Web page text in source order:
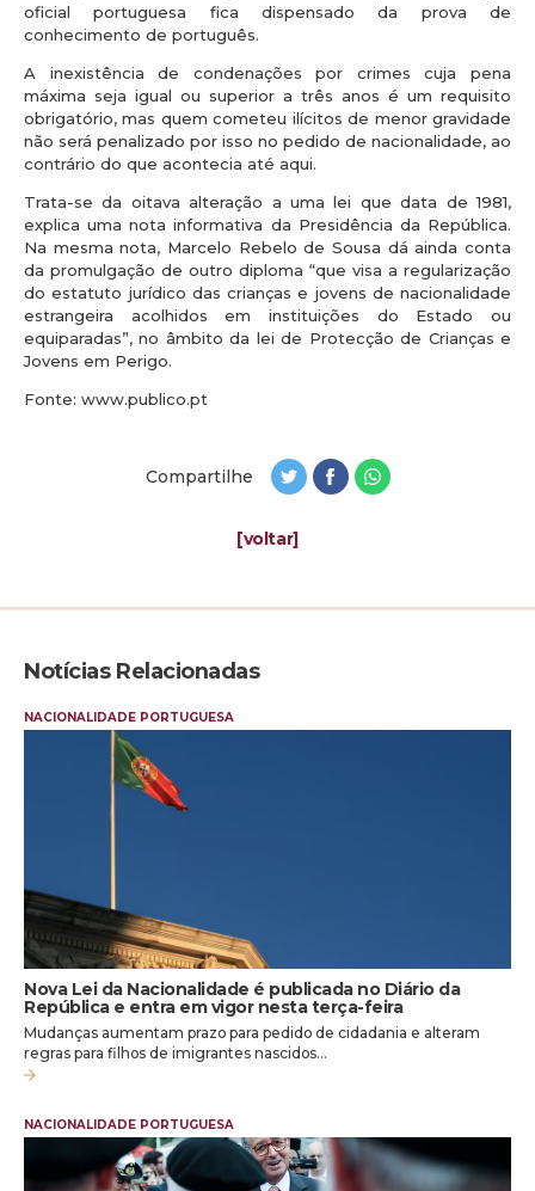
oficial portuguesa fica dispensado da prova de
conhecimento de português.
A inexistência de condenações por crimes cuja pena
máxima seja igual ou superior a três anos é um requisito
obrigatório, mas quem cometeu ilícitos de menor gravidade
não será penalizado por isso no pedido de nacionalidade, ao
contrário do que acontecia até aqui.
Trata-se da oitava alteração a uma lei que data de 1981,
explica uma nota informativa da Presidência da República.
Na mesma nota, Marcelo Rebelo de Sousa dá ainda conta
da promulgação de outro diploma “que visa a regularização
do estatuto jurídico das crianças e jovens de nacionalidade
estrangeira acolhidos em instituições do Estado ou
equiparadas”, no âmbito da lei de Protecção de Crianças e
Jovens em Perigo.
Fonte: www.publico.pt
Compartilhe
[voltar]
Notícias Relacionadas
NACIONALIDADE PORTUGUESA
Nova Lei da Nacionalidade é publicada no Diário da
República e entra em vigor nesta terça-feira
Mudanças aumentam prazo para pedido de cidadania e alteram
regras para filhos de imigrantes nascidos…
NACIONALIDADE PORTUGUESA